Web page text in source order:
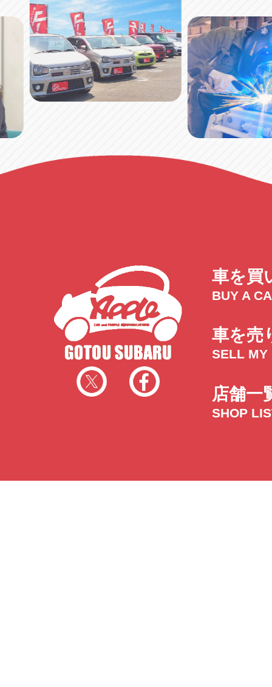
車を買
BUY A
車を売
SELL MY
店舗一
SHOP